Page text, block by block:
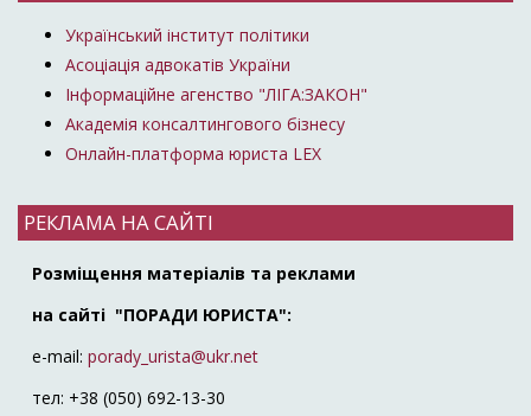
Український інститут політики
Асоціація адвокатів України
Інформаційне агенство "ЛІГА:ЗАКОН"
Академія консалтингового бізнесу
Онлайн-платформа юриста LEX
РЕКЛАМА НА САЙТІ
Розміщення матеріалів та реклами
на сайті "ПОРАДИ ЮРИСТА":
e-mail: porady_urista@ukr.net
тел: +38 (050) 692-13-30